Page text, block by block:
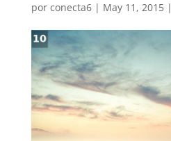
por conecta6| May 11, 2015|